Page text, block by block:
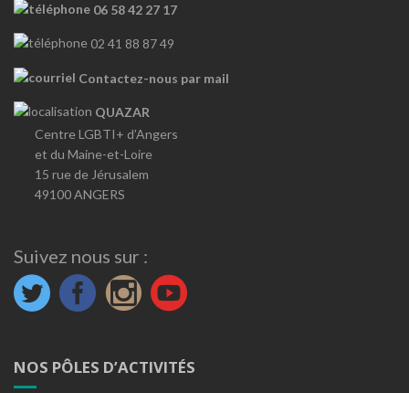
06 58 42 27 17
02 41 88 87 49
Contactez-nous par mail
QUAZAR
Centre LGBTI+ d’Angers
et du Maine-et-Loire
15 rue de Jérusalem
49100 ANGERS
Suivez nous sur :
NOS PÔLES D’ACTIVITÉS